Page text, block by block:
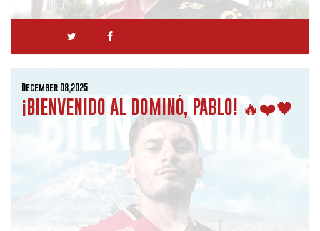
December 08,2025
¡BIENVENIDO AL DOMINÓ, PABLO! 🔥❤️🖤